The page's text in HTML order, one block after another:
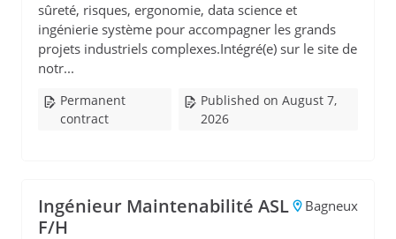
sûreté, risques, ergonomie, data science et
ingénierie système pour accompagner les grands
projets industriels complexes.Intégré(e) sur le site de
notr...
Permanent
contract
Published on August 7,
2026
Ingénieur Maintenabilité ASL
F/H
Bagneux